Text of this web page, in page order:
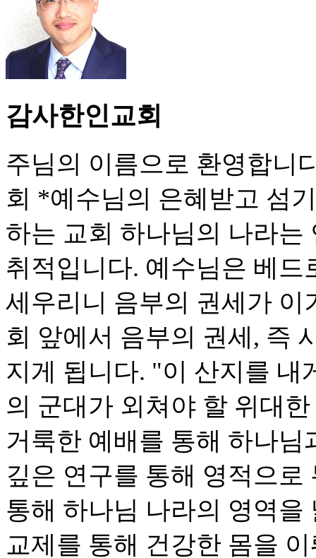
감사한인교회
주님의 이름으로 환영합니
회 *예수님의 은혜받고 섬
하는 교회 하나님의 나라
취적입니다. 예수님은 베
세우리니 음부의 권세가
회 앞에서 음부의 권세, 즉
지게 됩니다. "이 산지를 내
의 군대가 외쳐야 할 위대
거룩한 예배를 통해 하나
깊은 연구를 통해 영적으
통해 하나님 나라의 영역
교제를 통해 건강한 몸을